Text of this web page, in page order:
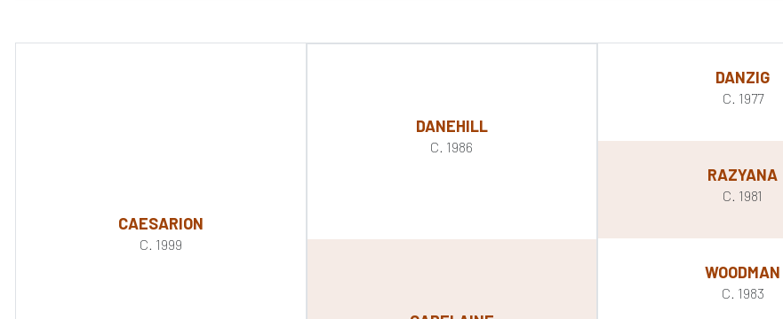
CAESARION
C. 1999
DANEHILL
C. 1986
DANZIG
C. 1977
RAZYANA
C. 1981
WOODMAN
C. 1983